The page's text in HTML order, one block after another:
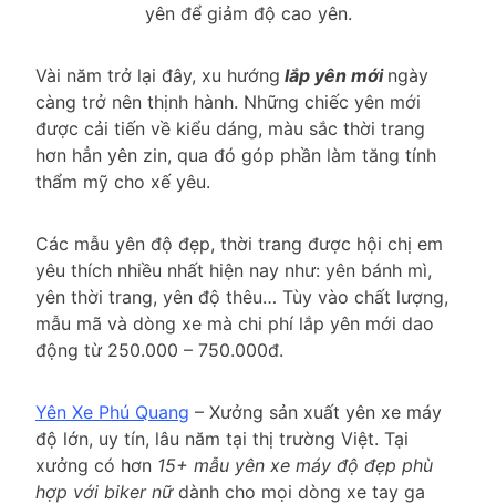
yên để giảm độ cao yên.
Vài năm trở lại đây, xu hướng lắp yên mới ngày
càng trở nên thịnh hành. Những chiếc yên mới
được cải tiến về kiểu dáng, màu sắc thời trang
hơn hẳn yên zin, qua đó góp phần làm tăng tính
thẩm mỹ cho xế yêu.
Các mẫu yên độ đẹp, thời trang được hội chị em
yêu thích nhiều nhất hiện nay như: yên bánh mì,
yên thời trang, yên độ thêu… Tùy vào chất lượng,
mẫu mã và dòng xe mà chi phí lắp yên mới dao
động từ 250.000 – 750.000đ.
Yên Xe Phú Quang – Xưởng sản xuất yên xe máy
độ lớn, uy tín, lâu năm tại thị trường Việt. Tại
xưởng có hơn 15+ mẫu yên xe máy độ đẹp phù
hợp với biker nữ dành cho mọi dòng xe tay ga